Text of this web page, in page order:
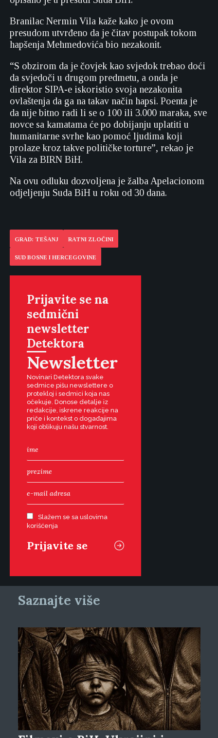
Branilac Nermin Vila kaže kako je ovom
presudom utvrđeno da je čitav postupak tokom
hapšenja Mehmedovića bio nezakonit.
“S obzirom da je čovjek kao svjedok trebao doći
da svjedoči u drugom predmetu, a onda je
direktor SIPA-e iskoristio svoja nezakonita
ovlaštenja da ga na takav način hapsi. Poenta je
da nije bitno radi li se o 100 ili 3.000 maraka, sve
novce sa kamatama će po dobijanju uplatiti u
humanitarne svrhe kao pomoć ljudima koji
prolaze kroz takve političke torture”, rekao je
Vila za BIRN BiH.
Na ovu odluku dozvoljena je žalba Apelacionom
odjeljenju Suda BiH u roku od 30 dana.
GRAD: TEŠANJ RATNI ZLOČINI
SUD BOSNE I HERCEGOVINE
Prijavite se na
sedmični
newsletter
Detektora
Newsletter
Novinari Detektora svake
sedmice pišu newslettere o
protekloj i sedmici koja nas
očekuje. Donose detalje iz
redakcije, iskrene reakcije na
priče i kontekst o događajima
koji oblikuju našu stvarnost.
Slažem se sa uslovima
korišćenja
Saznajte više